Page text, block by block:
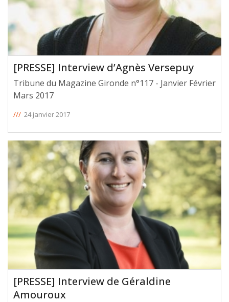
[PRESSE] Interview d’Agnès Versepuy
Tribune du Magazine Gironde n°117 - Janvier Février
Mars 2017
/// 24 janvier 2017
[PRESSE] Interview de Géraldine
Amouroux